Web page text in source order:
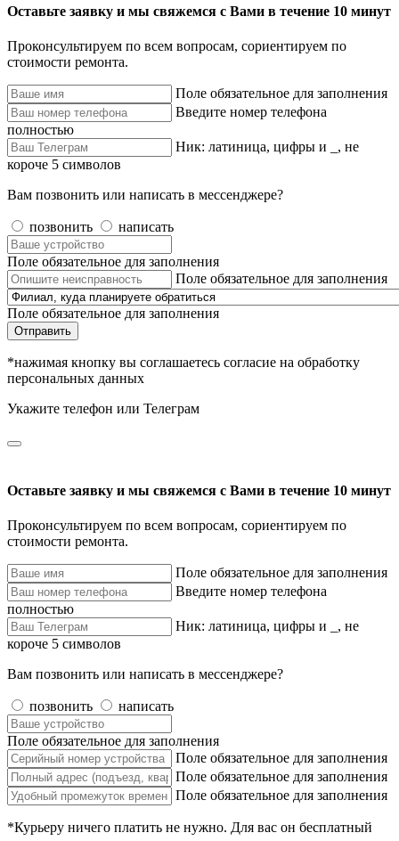
Оставьте заявку и мы свяжемся с Вами в течение 10 минут
Проконсультируем по всем вопросам, сориентируем по
стоимости ремонта.
Поле обязательное для заполнения
Введите номер телефона
полностью
Ник: латиница, цифры и _, не
короче 5 символов
Вам позвонить или написать в мессенджере?
позвонить написать
Поле обязательное для заполнения
Поле обязательное для заполнения
Поле обязательное для заполнения
Отправить
*нажимая кнопку вы соглашаетесь согласие на обработку
персональных данных
Укажите телефон или Телеграм
Оставьте заявку и мы свяжемся с Вами в течение 10 минут
Проконсультируем по всем вопросам, сориентируем по
стоимости ремонта.
Поле обязательное для заполнения
Введите номер телефона
полностью
Ник: латиница, цифры и _, не
короче 5 символов
Вам позвонить или написать в мессенджере?
позвонить написать
Поле обязательное для заполнения
Поле обязательное для заполнения
Поле обязательное для заполнения
Поле обязательное для заполнения
*Курьеру ничего платить не нужно. Для вас он бесплатный